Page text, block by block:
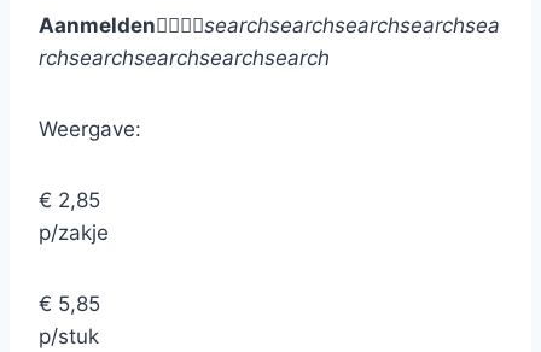
Aanmeldensearchsearchsearchsearchsea
rchsearchsearchsearchsearch
Weergave:
€ 2,85
p/zakje
€ 5,85
p/stuk